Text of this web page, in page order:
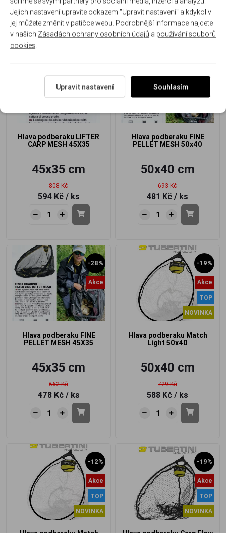
Akce
Hlava podberaku LIFTER
CARP MESH 45X35
45x35 cm
808 Kč
594 Kč / ks
Hlava podberaku FINE
PELLET MESH 50x40
50x40 cm
693 Kč
481 Kč / ks
-28%
Akce
Hlava podberaku FINE
PELLET MESH 45X35
45x35 cm
662 Kč
478 Kč / ks
-19%
Akce
TOP
NOVINKA
Hlava podberaku Match
Light 50x40
50x40 cm
729 Kč
588 Kč / ks
-12%
Akce
TOP
NOVINKA
-19%
Akce
TOP
NOVINKA
Jejich nastavení upravíte odkazem "Upravit nastavení" a kdykoliv
jej můžete změnit v patičce webu. Podrobnější informace najdete
v našich Zásadách ochrany osobních údajů a používání souborů
cookies.
Upravit nastavení Souhlasím